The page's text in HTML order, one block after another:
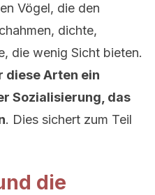
Vögel, die den
dichte,
die wenig Sicht bieten.
diese Arten ein
Sozialisierung, das
. Dies sichert zum Teil
die